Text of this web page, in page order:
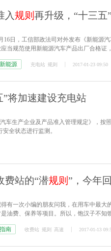
入规则 再升级，“十三
16日，工信部政法司对外发布《新能源
当规范使用新能源汽车产品出厂合格证
新能源 充电站 规则 2017-01-23 09:50
”将加速建设充电站
车生产企业及产品准入管理规定》，
全状态进行监测。
费站的“潜规则 ”，今年
有一次小编的朋友问我，在用车中最大
油费、保养等项目。所以，饱汉子不知
指南 收费站 规则 高速 2017-01-13